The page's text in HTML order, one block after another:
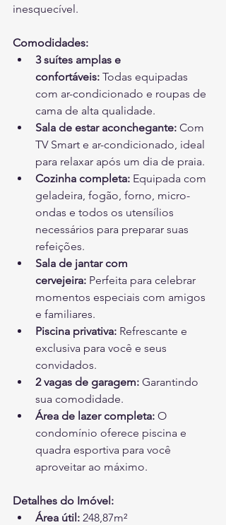
inesquecível.
Comodidades:
3 suítes amplas e
confortáveis: Todas equipadas
com ar-condicionado e roupas de
cama de alta qualidade.
Sala de estar aconchegante: Com
TV Smart e ar-condicionado, ideal
para relaxar após um dia de praia.
Cozinha completa: Equipada com
geladeira, fogão, forno, micro-
ondas e todos os utensílios
necessários para preparar suas
refeições.
Sala de jantar com
cervejeira: Perfeita para celebrar
momentos especiais com amigos
e familiares.
Piscina privativa: Refrescante e
exclusiva para você e seus
convidados.
2 vagas de garagem: Garantindo
sua comodidade.
Área de lazer completa: O
condomínio oferece piscina e
quadra esportiva para você
aproveitar ao máximo.
Detalhes do Imóvel:
Área útil: 248,87m²